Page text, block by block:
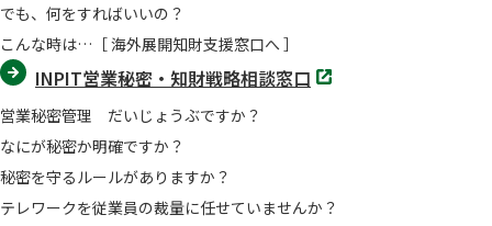
でも、何をすればいいの？
こんな時は…［ 海外展開知財支援窓口へ ］
INPIT営業秘密・知財戦略相談窓口 別
タ
営業秘密管理 だいじょうぶですか？
なにが秘密か明確ですか？
秘密を守るルールがありますか？
テレワークを従業員の裁量に任せていませんか？